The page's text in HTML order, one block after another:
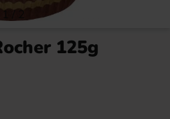
38.90 kr
1 / 2
125g